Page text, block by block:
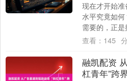
现在才开始
水平究竟如
需要的，正是
战2026管理
查看： 145
融凯配资
杠青年”跨